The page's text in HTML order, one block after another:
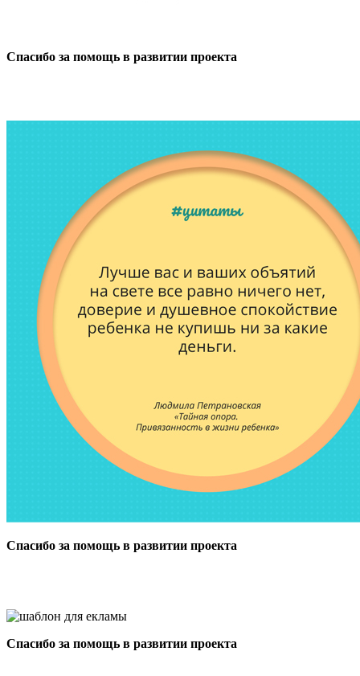
Спасибо за помощь в развитии проекта
Спасибо за помощь в развитии проекта
Спасибо за помощь в развитии проекта